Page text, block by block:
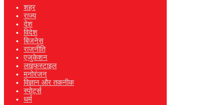
शहर
राज्य
देश
विदेश
बिजनेस
राजनीति
एजुकेशन
लाइफस्टाइल
मनोरंजन
विज्ञान और तकनीक
स्पोर्ट्स
धर्म